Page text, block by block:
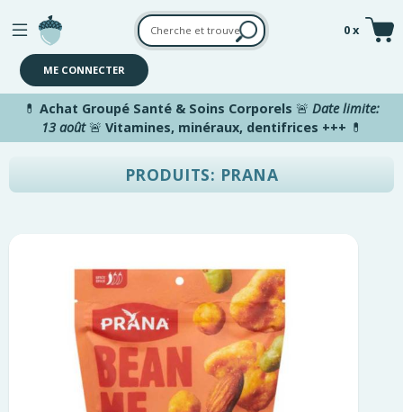
Aller au contenu principal
0 x
ME CONNECTER
💊 Achat Groupé Santé & Soins Corporels 🚨 Date limite:
13 août🚨 Vitamines, minéraux, dentifrices +++ 💊
PRODUITS: PRANA